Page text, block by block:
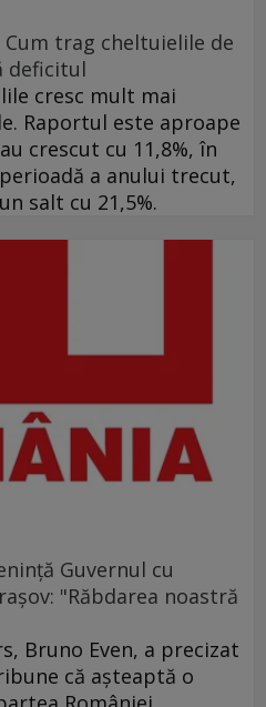
trag cheltuielile de
deficitul
cresc mult mai
Raportul este aproape
crescut cu 11,8%, în
a anului trecut,
salt cu 21,5%.
Guvernul cu
"Răbdarea noastră
Bruno Even, a precizat
că aşteaptă o